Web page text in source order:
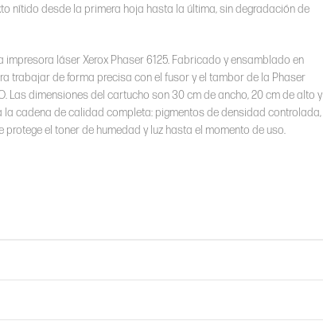
nítido desde la primera hoja hasta la última, sin degradación de
láser Xerox Phaser 6125. Fabricado y ensamblado en
trabajar de forma precisa con el fusor y el tambor de la Phaser
dimensiones del cartucho son 30 cm de ancho, 20 cm de alto y
cadena de calidad completa: pigmentos de densidad controlada,
el toner de humedad y luz hasta el momento de uso.